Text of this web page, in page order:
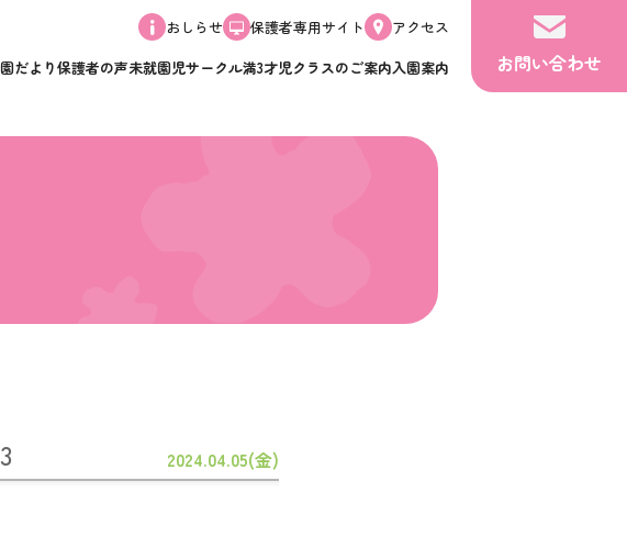
おしらせ 保護者専用サイト
アクセス
園だより保護者の声未就園児サークル満3才児クラスのご案内入園案内 お問い合わせ
2024.04.05(金)